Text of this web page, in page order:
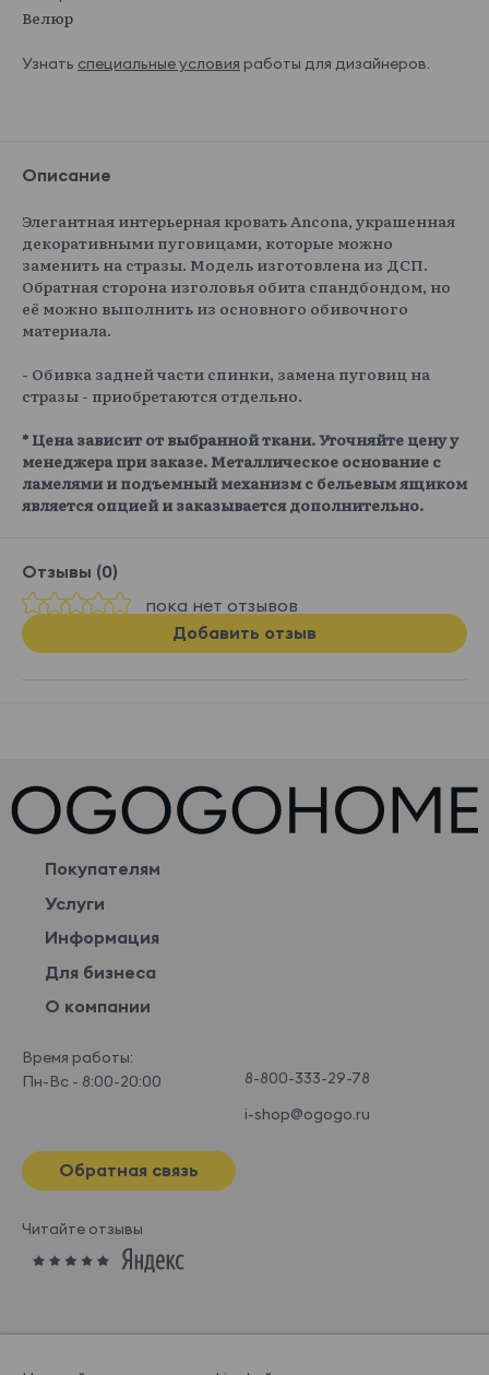
Велюр
Узнать специальные условия работы для дизайнеров.
Описание
Элегантная интерьерная кровать Ancona, украшенная
декоративными пуговицами, которые можно
заменить на стразы. Модель изготовлена из ДСП.
Обратная сторона изголовья обита спандбондом, но
её можно выполнить из основного обивочного
материала.
- Обивка задней части спинки, замена пуговиц на
стразы - приобретаются отдельно.
* Цена зависит от выбранной ткани. Уточняйте цену у
менеджера при заказе. Металлическое основание с
ламелями и подъемный механизм с бельевым ящиком
является опцией и заказывается дополнительно.
Отзывы (0)
пока нет отзывов
Добавить отзыв
Покупателям
Услуги
Информация
Для бизнеса
О компании
Время работы:
Пн-Вс - 8:00-20:00
8-800-333-29-78
i-shop@ogogo.ru
Обратная связь
Читайте отзывы